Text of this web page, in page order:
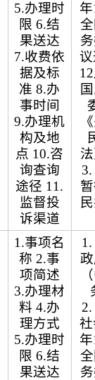
5.办理时
限 6.结
果送达
7.收费依
据及标
准 8.办
事时间
9.办理机
构及地
点 10.咨
询查询
途径 11.
监督投
诉渠道
1.事项名
称 2.事
项简述
3.办理材
料 4.办
理方式
5.办理时
限 6.结
果送达